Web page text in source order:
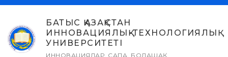
Skip
content
БАТЫС ҚАЗАҚСТАН
ИННОВАЦИЯЛЫҚ-ТЕХНОЛОГИЯЛЫҚ
УНИВЕРСИТЕТІ
ИННОВАЦИЯЛАР, САПА, БОЛАШАҚ